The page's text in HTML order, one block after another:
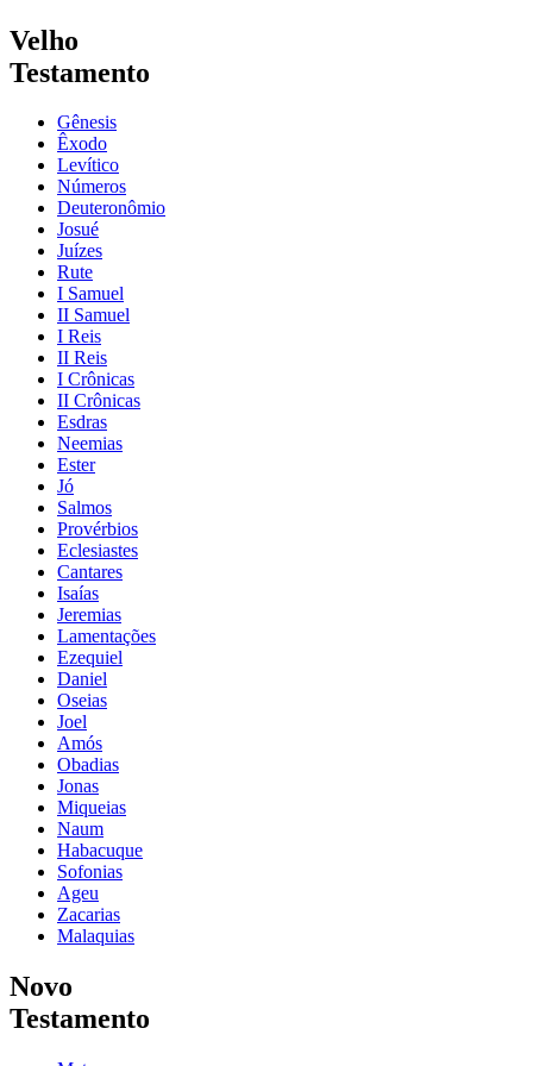
Velho
Testamento
Gênesis
Êxodo
Levítico
Números
Deuteronômio
Josué
Juízes
Rute
I Samuel
II Samuel
I Reis
II Reis
I Crônicas
II Crônicas
Esdras
Neemias
Ester
Jó
Salmos
Provérbios
Eclesiastes
Cantares
Isaías
Jeremias
Lamentações
Ezequiel
Daniel
Oseias
Joel
Amós
Obadias
Jonas
Miqueias
Naum
Habacuque
Sofonias
Ageu
Zacarias
Malaquias
Novo
Testamento